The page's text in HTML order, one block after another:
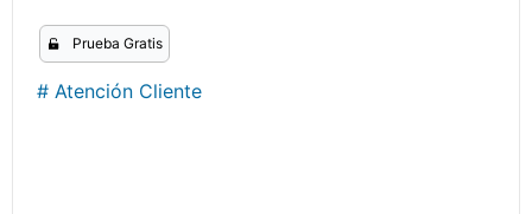
Prueba Gratis
# Atención Cliente